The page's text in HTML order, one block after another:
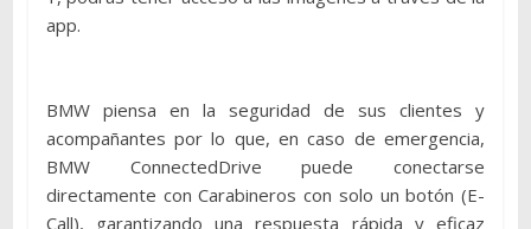
app.
BMW piensa en la seguridad de sus clientes y
acompañantes por lo que, en caso de emergencia,
BMW ConnectedDrive puede conectarse
directamente con Carabineros con solo un botón (E-
Call), garantizando una respuesta rápida y eficaz